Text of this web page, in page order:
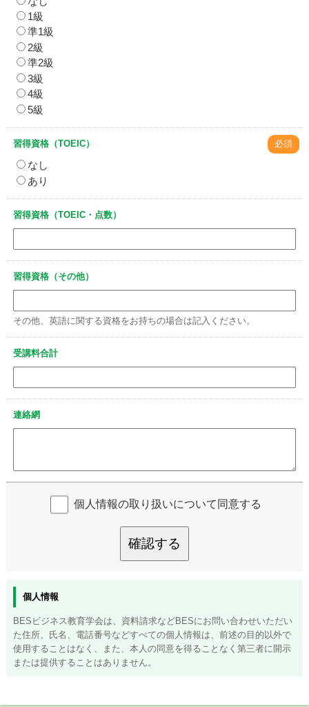
1級
準1級
2級
準2級
3級
4級
5級
習得資格（TOEIC） 必須
なし
あり
習得資格（TOEIC・点数）
習得資格（その他）
その他、英語に関する資格をお持ちの場合は記入ください。
受講料合計
連絡網
個人情報の取り扱いについて同意する
確認する
個人情報
BESビジネス教育学会は、資料請求などBESにお問い合わせいただい
た住所、氏名、電話番号などすべての個人情報は、前述の目的以外で
使用することはなく、また、本人の同意を得ることなく第三者に開示
または提供することはありません。